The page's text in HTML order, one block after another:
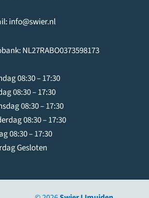
info@swier.nl
NL27RABO0373598173
08:30 – 17:30
08:30 – 17:30
08:30 – 17:30
08:30 – 17:30
08:30 – 17:30
Gesloten